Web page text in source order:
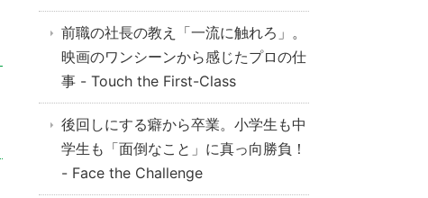
前職の社長の教え「一流に触れろ」。
映画のワンシーンから感じたプロの仕
事 - Touch the First-Class
後回しにする癖から卒業。小学生も中
学生も「面倒なこと」に真っ向勝負！
- Face the Challenge